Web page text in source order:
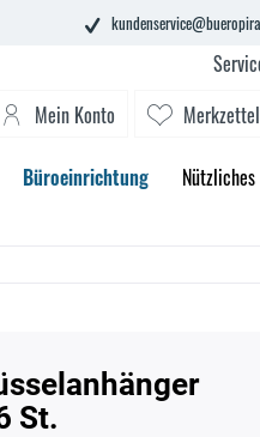
Merkzettel
Mein Konto
Büroeinrichtung
St.